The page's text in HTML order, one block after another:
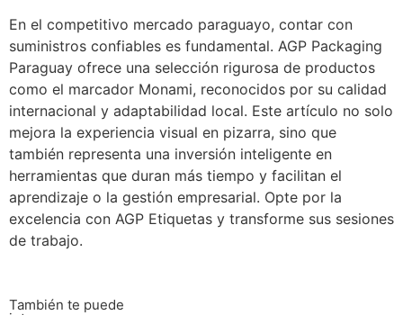
En el competitivo mercado paraguayo, contar con
suministros confiables es fundamental. AGP Packaging
Paraguay ofrece una selección rigurosa de productos
como el marcador Monami, reconocidos por su calidad
internacional y adaptabilidad local. Este artículo no solo
mejora la experiencia visual en pizarra, sino que
también representa una inversión inteligente en
herramientas que duran más tiempo y facilitan el
aprendizaje o la gestión empresarial. Opte por la
excelencia con AGP Etiquetas y transforme sus sesiones
de trabajo.
También te puede